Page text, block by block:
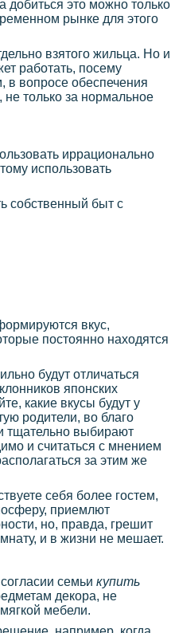
добиться это можно только
рынке для этого
взятого жильца. Но и
работать, посему
в вопросе обеспечения
не только за нормальное
иррационально
использовать
собственный быт с
вкус,
постоянно находятся
будут отличаться
японских
какие вкусы будут у
родители, во благо
тщательно выбирают
и считаться с мнением
за этим же
себя более гостем,
приемлют
но, правда, грешит
и в жизни не мешает.
семьи купить
декора, не
мебели.